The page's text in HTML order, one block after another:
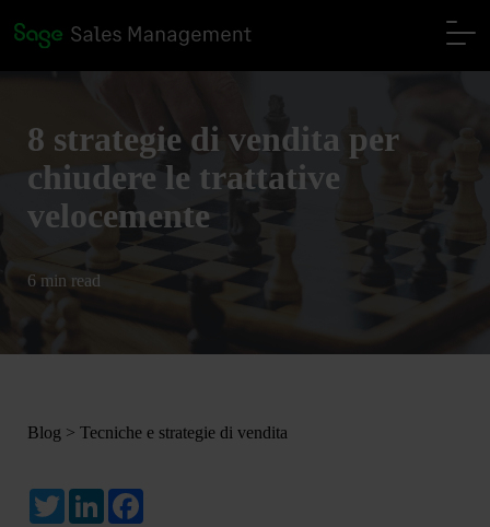
8 strategie di vendita per
chiudere le trattative
velocemente
6 min read
Blog > Tecniche e strategie di vendita
TwitterLinkedIn